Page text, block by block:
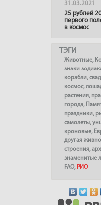
31.03.2021
25 рублей
первого
в космос
ТЭГИ
Животные,
знаки
корабли,
космос,
растения,
города,
праздники,
самолеты,
кроновые,
другая
строения,
знаменитые
FAO, РИО